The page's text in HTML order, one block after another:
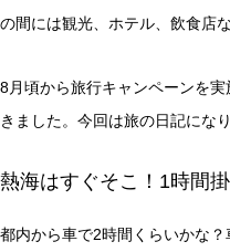
の間には観光、ホテル、飲食店
8月頃から旅行キャンペーンを
きました。今回は旅の日記になり
熱海はすぐそこ！1時間
都内から車で2時間くらいかな